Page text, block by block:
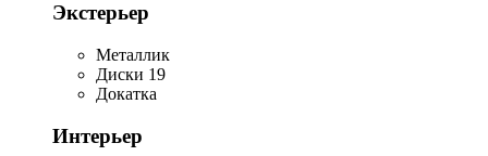
Экстерьер
Металлик
Диски 19
Докатка
Интерьер